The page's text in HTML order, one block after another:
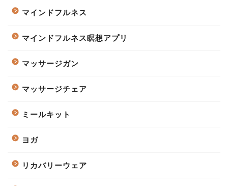
マインドフルネス
マインドフルネス瞑想アプリ
マッサージガン
マッサージチェア
ミールキット
ヨガ
リカバリーウェア